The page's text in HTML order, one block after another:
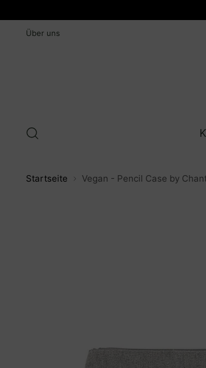
Über uns
Startseite Vegan - Pencil Case by